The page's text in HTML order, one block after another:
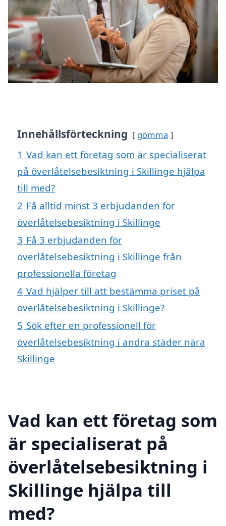
Innehållsförteckning gömma
1 Vad kan ett företag som är specialiserat
på överlåtelsebesiktning i Skillinge hjälpa
till med?
2 Få alltid minst 3 erbjudanden för
överlåtelsebesiktning i Skillinge
3 Få 3 erbjudanden för
överlåtelsebesiktning i Skillinge från
professionella företag
4 Vad hjälper till att bestämma priset på
överlåtelsebesiktning i Skillinge?
5 Sök efter en professionell för
överlåtelsebesiktning i andra städer nära
Skillinge
Vad kan ett företag som
är specialiserat på
överlåtelsebesiktning i
Skillinge hjälpa till
med?